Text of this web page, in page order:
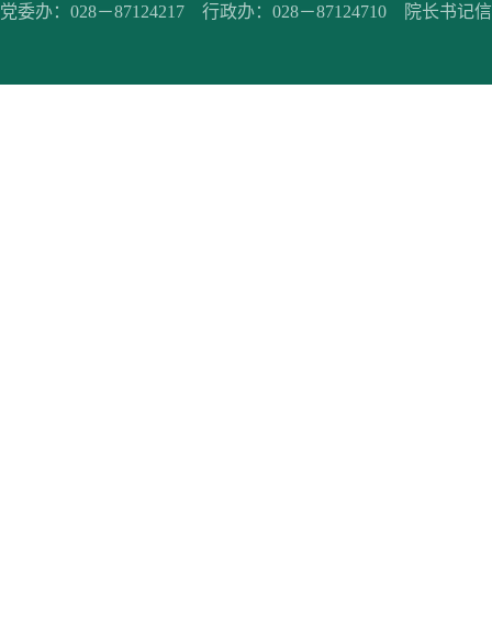
党委办：028－87124217 行政办：028－87124710 院长书记信